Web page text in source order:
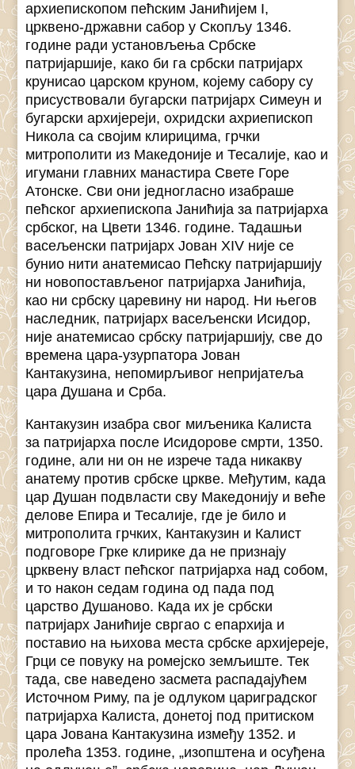
архиепископом пећским Јанићијем I,
црквено-државни сабор у Скопљу 1346.
године ради установљења Србске
патријаршије, како би га србски патријарх
крунисао царском круном, којему сабору су
присуствовали бугарски патријарх Симеун и
бугарски архијереји, охридски ахриепископ
Никола са својим клирицима, грчки
митрополити из Македоније и Тесалије, као и
игумани главних манастира Свете Горе
Атонске. Сви они једногласно изабраше
пећског архиепископа Јанићија за патријарха
србског, на Цвети 1346. године. Тадашњи
васељенски патријарх Јован XIV није се
бунио нити анатемисао Пећску патријаршију
ни новопостављеног патријарха Јанићија,
као ни србску царевину ни народ. Ни његов
наследник, патријарх васељенски Исидор,
није анатемисао србску патријаршију, све до
времена цара-узурпатора Јован
Кантакузина, непомирљивог непријатеља
цара Душана и Срба.
Кантакузин изабра свог миљеника Калиста
за патријарха после Исидорове смрти, 1350.
године, али ни он не изрече тада никакву
анатему против србске цркве. Међутим, када
цар Душан подвласти сву Македонију и веће
делове Епира и Тесалије, где је било и
митрополита грчких, Кантакузин и Калист
подговоре Грке клирике да не признају
црквену власт пећског патријарха над собом,
и то након седам година од пада под
царство Душаново. Када их је србски
патријарх Јанићије свргао с епархија и
поставио на њихова места србске архијереје,
Грци се повуку на ромејско земљиште. Тек
тада, све наведено засмета распадајућем
Источном Риму, па је одлуком цариградског
патријарха Калиста, донетој под притиском
цара Јована Кантакузина између 1352. и
пролећа 1353. године, „изопштена и осуђена